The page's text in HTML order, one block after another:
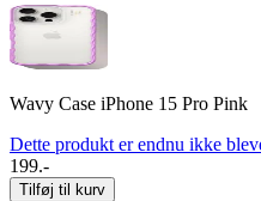
Wavy Case iPhone 15 Pro Pink
Dette produkt er endnu ikke
199.-
Tilføj til kurv